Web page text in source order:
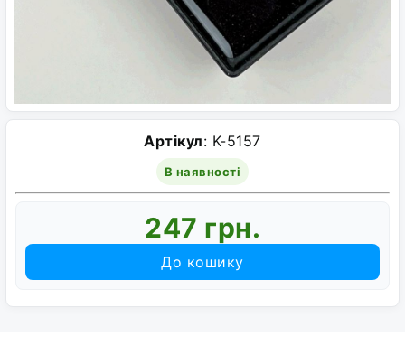
Артікул: K-5157
В наявності
247 грн.
До кошику